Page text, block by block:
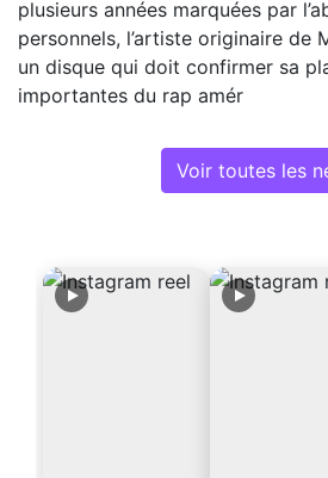
plusieurs années marquées par
personnels, l’artiste originaire de
un disque qui doit confirmer sa
importantes du rap amér
Voir toutes les